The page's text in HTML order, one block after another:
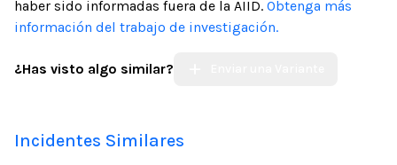
haber sido informadas fuera de la AIID. Obtenga más
información del trabajo de investigación.
¿Has visto algo similar?
Incidentes Similares